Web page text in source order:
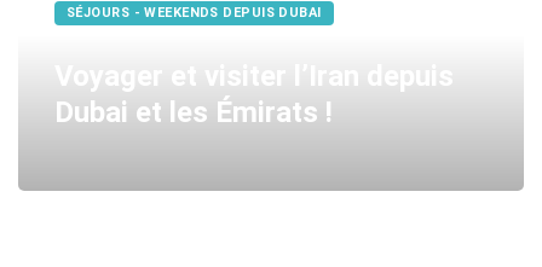
SÉJOURS - WEEKENDS DEPUIS DUBAI
Voyager et visiter l’Iran depuis
Dubai et les Émirats !